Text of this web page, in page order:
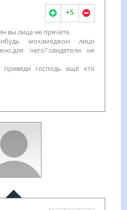
+5
вы лица не прячете.
мохамеджон лицо
чего?.свидетели не
господь ещё кто